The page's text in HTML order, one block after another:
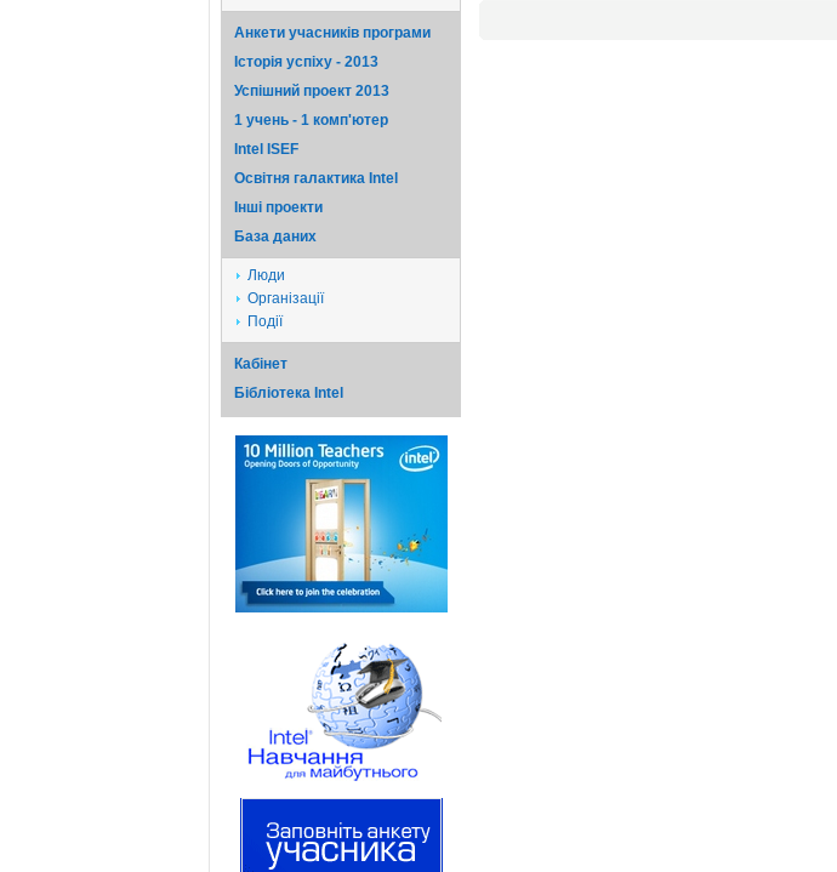
Анкети учасників програми
Історія успіху - 2013
Успішний проект 2013
1 учень - 1 комп'ютер
Intel ISEF
Освітня галактика Intel
Iншi проекти
База даних
Люди
Організації
Події
Кабінет
Бібліотека Intel